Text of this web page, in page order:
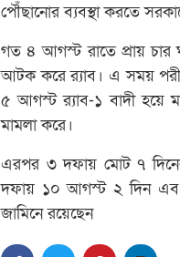
পৌঁছানোর ব্যবস্থা করতে
গত ৪ আগস্ট রাতে প্রায় চার
আটক করে র‍্যাব। এ সময়
৫ আগস্ট র‍্যাব-১ বাদী হয়ে
মামলা করে।
এরপর ৩ দফায় মোট ৭
দফায় ১০ আগস্ট ২ দিন এবং
জামিনে রয়েছেন